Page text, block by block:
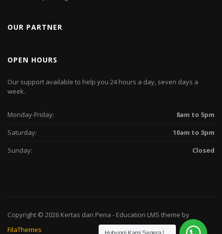
OUR PARTNER
OPEN HOURS
Our support available to help you 24 hours a day, seven days a
week.
Monday-Friday:
8am to 5pm
Saturday:
10am to 3pm
Sunday:
Closed
Copyright © 2026 Kertas dan Pena - Education LMS theme by
FilaThemes